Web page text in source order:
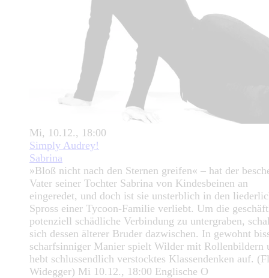
Mi, 10.12., 18:00
Simply Audrey!
Sabrina
»Bloß nicht nach den Sternen greifen« – hat der
Vater seiner Tochter Sabrina von Kindesbeinen an
eingeredet, und doch ist sie unsterblich in den
Spross einer Tycoon-Familie verliebt. Um die
potenziell schädliche Verbindung zu untergraben,
sich dessen älterer Bruder dazwischen. In gewohnt
scharfsinniger Manier spielt Wilder mit Rollenbildern
hebt schlussendlich verstocktes Klassendenken auf.
Widegger) Mi 10.12., 18:00 Englische O